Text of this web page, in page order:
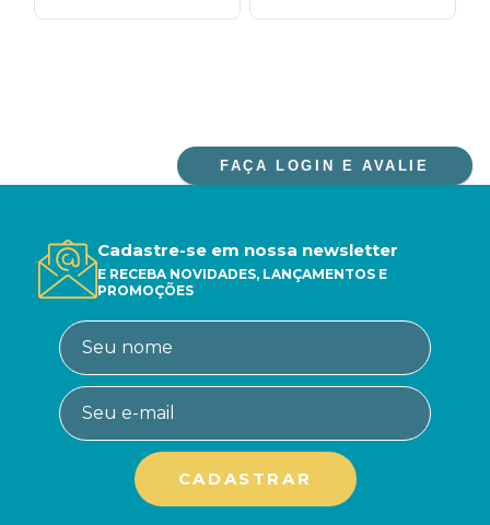
FAÇA LOGIN E AVALIE
Cadastre-se em nossa newsletter
E RECEBA NOVIDADES, LANÇAMENTOS E
PROMOÇÕES